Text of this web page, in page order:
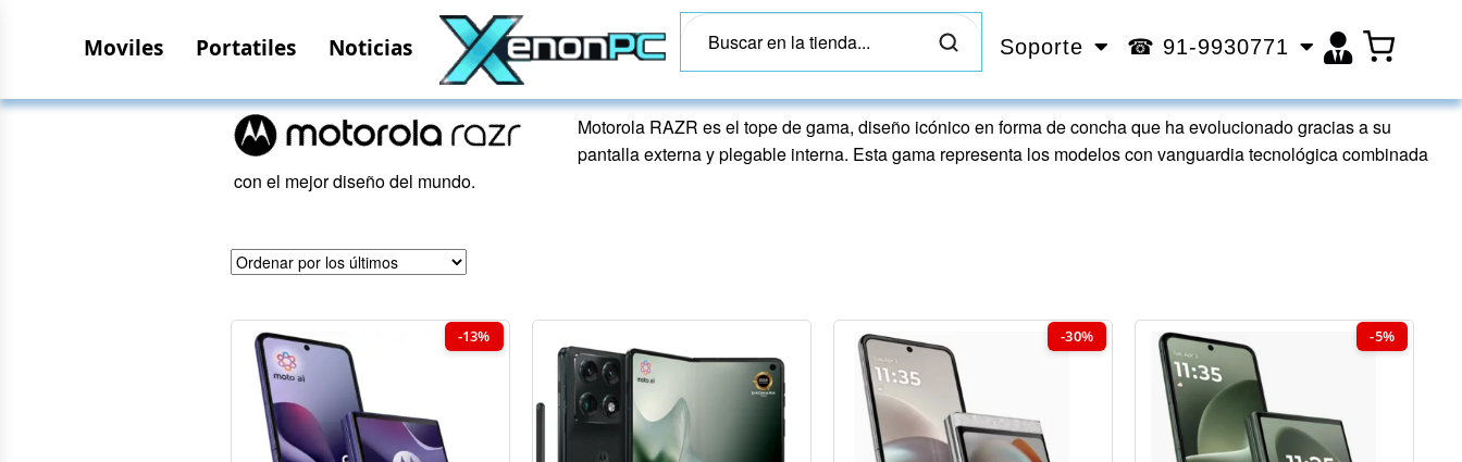
Moviles Portatiles Noticias Soporte ☎ 91-9930771
Motorola RAZR es el tope de gama, diseño icónico en forma de concha que ha evolucionado gracias a su
pantalla externa y plegable interna. Esta gama representa los modelos con vanguardia tecnológica combinada
con el mejor diseño del mundo.
-13% -30% -5%